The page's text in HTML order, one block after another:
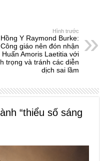
Hình trước
Y Raymond Burke:
giáo nên đón nhận
Huấn Amoris Laetitia với
trọng và tránh các diễn
dịch sai lầm
“thiểu số sáng